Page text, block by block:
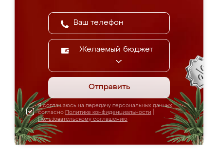
Желаемый бюджет
Отправить
Я соглашаюсь на передачу персональных данных
согласно Политике конфиденциальности
Пользовательскому соглашению